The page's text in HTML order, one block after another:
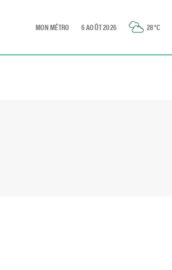
MON MÉTRO 6 AOÛT 2026 28°C